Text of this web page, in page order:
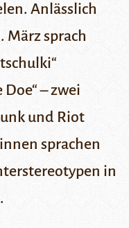
Anlässlich
März sprach
– zwei
und Riot
sprachen
in